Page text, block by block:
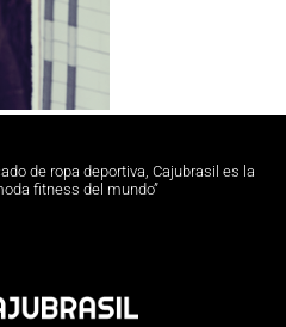
de ropa deportiva, Cajubrasil es la
fitness del mundo”